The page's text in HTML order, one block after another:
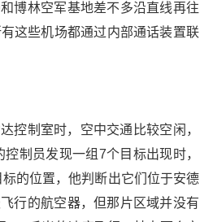
博林空军基地差不多沿直线再往
这些机场都通过内部通话装置联
控制室时，空中交通比较空闲，
制员发现一组7个目标出现时，
的位置，他判断出它们位于安德
行的航空器，但那片区域并没有